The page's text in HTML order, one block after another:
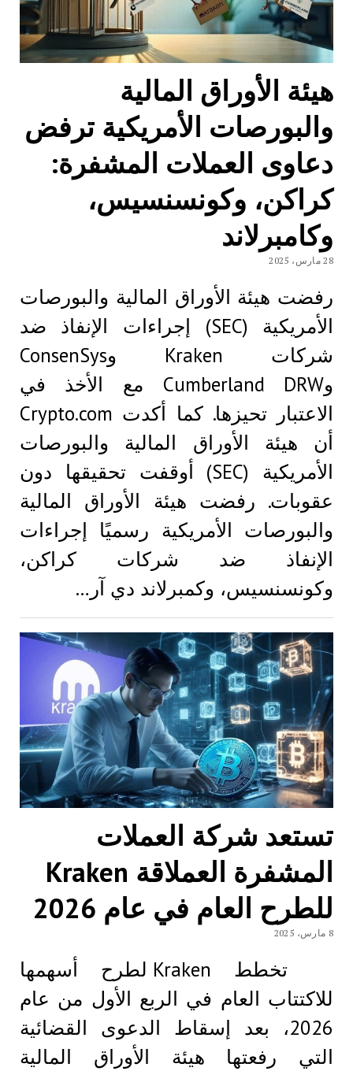
هيئة الأوراق المالية
والبورصات الأمريكية ترفض
دعاوى العملات المشفرة:
كراكن، وكونسنسيس،
وكامبرلاند
28 مارس، 2025
رفضت هيئة الأوراق المالية والبورصات
الأمريكية (SEC) إجراءات الإنفاذ ضد
شركات Kraken وConsenSys
وCumberland DRW مع الأخذ في
الاعتبار تحيزها. كما أكدت Crypto.com
أن هيئة الأوراق المالية والبورصات
الأمريكية (SEC) أوقفت تحقيقها دون
عقوبات. رفضت هيئة الأوراق المالية
والبورصات الأمريكية رسميًا إجراءات
الإنفاذ ضد شركات كراكن،
وكونسنسيس، وكمبرلاند دي آر…
تستعد شركة العملات
المشفرة العملاقة Kraken
للطرح العام في عام 2026
8 مارس، 2025
تخطط Kraken لطرح أسهمها
للاكتتاب العام في الربع الأول من عام
2026، بعد إسقاط الدعوى القضائية
التي رفعتها هيئة الأوراق المالية